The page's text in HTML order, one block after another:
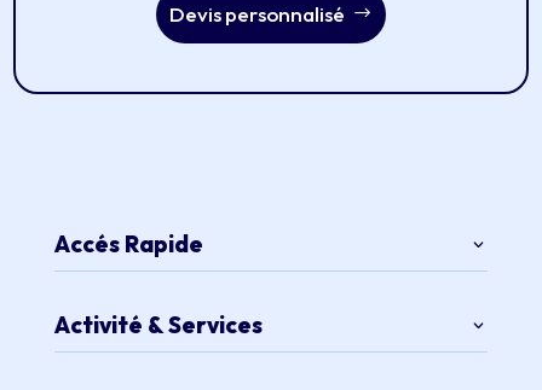
Devis personnalisé
Accés Rapide
Activité & Services